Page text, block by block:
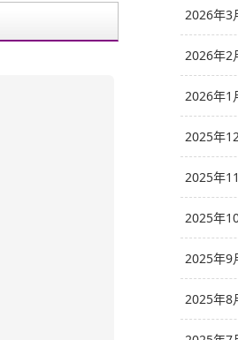
2026年3
2026年2
2026年1
2025年
2025年
2025年
2025年9
2025年8